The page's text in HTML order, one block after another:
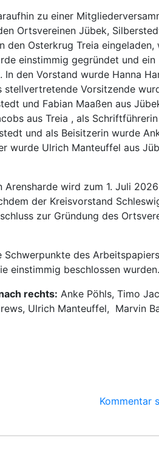
zu einer
Ortsvereinen Jübek,
den Osterkrug Treia eingeladen,
einstimmig gegründet und ein
den Vorstand wurde Hanna
stellvertretende Vorsitzende
und Fabian Maaßen aus
aus Treia , als
und als Beisitzerin wurde
wurde Ulrich Manteuffel aus
Arensharde wird zum 1. Juli
der Kreisvorstand
zur Gründung des
Schwerpunkte des
einstimmig beschlossen wurden.
rechts: Anke Pöhls, Timo
Ulrich Manteuffel, Marvin
Kommentar